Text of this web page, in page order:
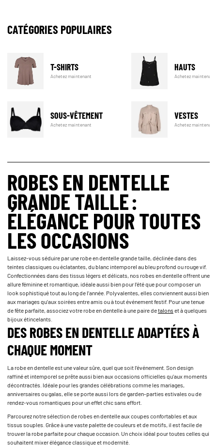
CATÉGORIES POPULAIRES
T-SHIRTS
Achetez maintenant
HAUTS
Achetez maintenant
SOUS-VÊTEMENT
Achetez maintenant
VESTES
Achetez maintenant
ROBES EN DENTELLE
GRANDE TAILLE :
ÉLÉGANCE POUR TOUTES
LES OCCASIONS
Laissez-vous séduire par une robe en dentelle grande taille, déclinée dans des
teintes classiques ou éclatantes, du blanc intemporel au bleu profond ou rouge vif.
Confectionnées dans des tissus légers et délicats, nos robes en dentelle offrent une
allure féminine et romantique, idéale aussi bien pour l’été que pour composer un
look sophistiqué tout au long de l’année. Polyvalentes, elles conviennent aussi bien
aux mariages qu’aux soirées entre amis ou à tout événement festif. Pour une tenue
de fête parfaite, associez votre robe en dentelle à une paire detalonset à quelques
bijoux étincelants.
DES ROBES EN DENTELLE ADAPTÉES À
CHAQUE MOMENT
La robe en dentelle est une valeur sûre, quel que soit l’événement. Son design
raffiné et intemporel se prête aussi bien aux occasions officielles qu’aux moments
décontractés. Idéale pour les grandes célébrations comme les mariages,
anniversaires ou galas, elle se porte aussi lors de garden-parties estivales ou de
rendez-vous romantiques pour un effet chic sans effort.
Parcourez notre sélection de robes en dentelle aux coupes confortables et aux
tissus souples. Grâce à une vaste palette de couleurs et de motifs, il est facile de
trouver la robe parfaite pour chaque occasion. Un choix idéal pour toutes celles qui
souhaitent mixer élégance classique et modernité.